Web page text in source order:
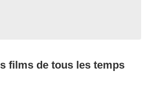
films de tous les temps